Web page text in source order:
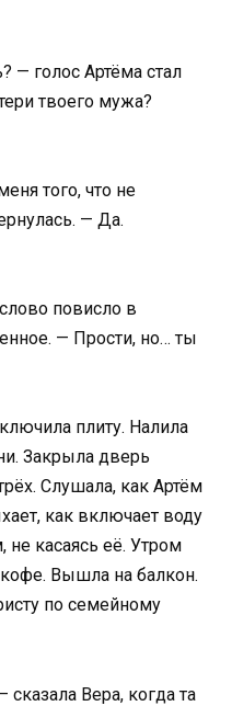
— голос Артёма стал
твоего мужа?
того, что не
— Да.
повисло в
— Прости, но… ты
плиту. Налила
Закрыла дверь
Слушала, как Артём
как включает воду
не касаясь её. Утром
Вышла на балкон.
по семейному
Вера, когда та